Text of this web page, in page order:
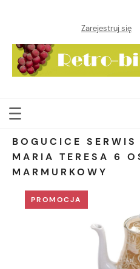
Zarejestruj się
BOGUCICE
MARIA TERESA 6
MARMURKOWY
PROMOCJA